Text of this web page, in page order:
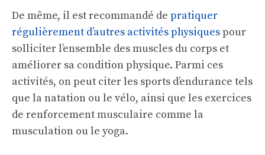
De même, il est recommandé de pratiquer
régulièrement d’autres activités physiquespour
solliciter l’ensemble des muscles du corps et
améliorer sa condition physique. Parmi ces
activités, on peut citer les sports d’endurance tels
que la natation ou le vélo, ainsi que les exercices
de renforcement musculaire comme la
musculation ou le yoga.